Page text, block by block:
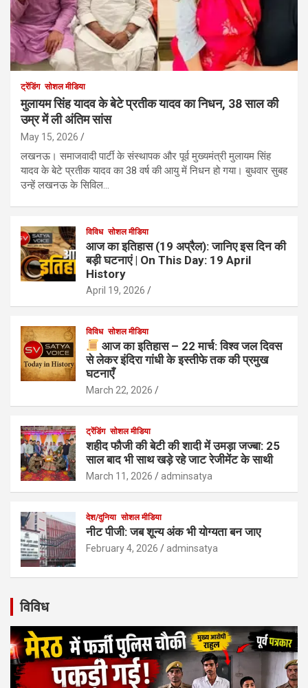
ट्रेंडिंग सोशल मीडिया
मुलायम सिंह यादव के बेटे प्रतीक यादव का निधन, 38 साल की
उम्र में ली अंतिम सांस
May 15, 2026
लखनऊ। समाजवादी पार्टी के संस्थापक और पूर्व मुख्यमंत्री मुलायम सिंह
यादव के बेटे प्रतीक यादव का 38 वर्ष की आयु में निधन हो गया। बुधवार सुबह
उन्हें लखनऊ के सिविल…
विविध सोशल मीडिया
आज का इतिहास (19 अप्रैल): जानिए इस दिन की
बड़ी घटनाएं | On This Day: 19 April
History
April 19, 2026
विविध सोशल मीडिया
आज का इतिहास – 22 मार्च: विश्व जल दिवस
से लेकर इंदिरा गांधी के इस्तीफे तक की प्रमुख
घटनाएँ
March 22, 2026
ट्रेंडिंग सोशल मीडिया
शहीद फौजी की बेटी की शादी में उमड़ा जज्बा: 25
साल बाद भी साथ खड़े रहे जाट रेजीमेंट के साथी
March 11, 2026 adminsatya
देश/दुनिया सोशल मीडिया
नीट पीजी: जब शून्य अंक भी योग्यता बन जाए
February 4, 2026 adminsatya
विविध